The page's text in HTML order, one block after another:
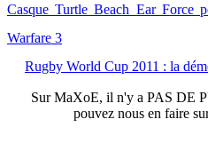
Casque Turtle Beach Ear
Warfare 3
Rugby World Cup 2011 : la
SurMaXoE, il n'y a PAS DE
pouvez nous en faire